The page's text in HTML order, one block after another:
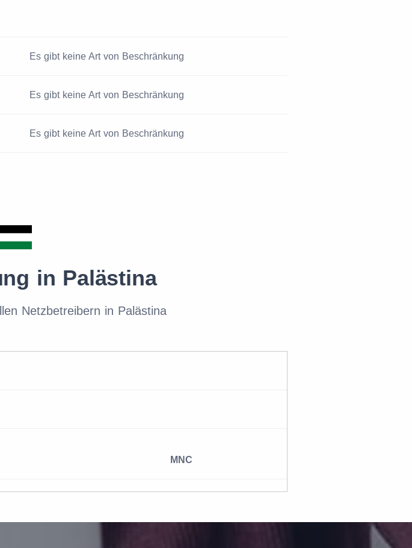
Es gibt keine Art von Beschränkung
Es gibt keine Art von Beschränkung
Es gibt keine Art von Beschränkung
in Palästina
Netzbetreibern in Palästina
MNC